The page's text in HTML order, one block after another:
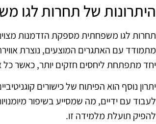
היתרונות של תחרות לגו
תחרות לגו משפחתית מספקת הזדמנות
מתמודד עם האתגרים המוצעים, נוצרת
יחד מתפתחת ליחסים חזקים יותר, כאשר כל
יתרון נוסף הוא הפיתוח של כישורים
לעבוד עם ידיים, מה שמסייע בשיפור
להפיק תועלת מלמידה זו.